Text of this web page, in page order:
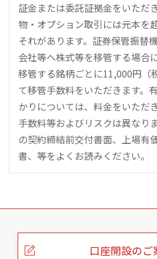
証金または委託証拠金をいただ
物・オプション取引には元本を
それがあります。証券保管振替
会社等へ株式等を移管する場合
移管する銘柄ごとに11,000円（
て移管手数料をいただきます。
かりについては、料金をいただ
手数料等およびリスクは異なり
の契約締結前交付書面、上場有
書、等をよくお読みください。
こ
口座開設のご